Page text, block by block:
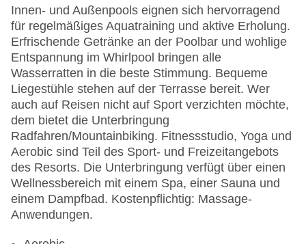
Innen- und Außenpools eignen sich hervorragend
für regelmäßiges Aquatraining und aktive Erholung.
Erfrischende Getränke an der Poolbar und wohlige
Entspannung im Whirlpool bringen alle
Wasserratten in die beste Stimmung. Bequeme
Liegestühle stehen auf der Terrasse bereit. Wer
auch auf Reisen nicht auf Sport verzichten möchte,
dem bietet die Unterbringung
Radfahren/Mountainbiking. Fitnessstudio, Yoga und
Aerobic sind Teil des Sport- und Freizeitangebots
des Resorts. Die Unterbringung verfügt über einen
Wellnessbereich mit einem Spa, einer Sauna und
einem Dampfbad. Kostenpflichtig: Massage-
Anwendungen.